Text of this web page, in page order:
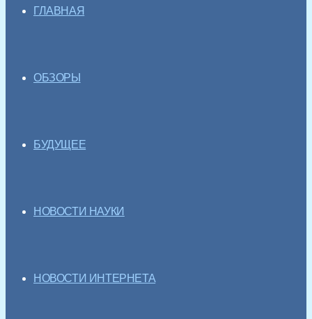
ГЛАВНАЯ
ОБЗОРЫ
БУДУЩЕЕ
НОВОСТИ НАУКИ
НОВОСТИ ИНТЕРНЕТА